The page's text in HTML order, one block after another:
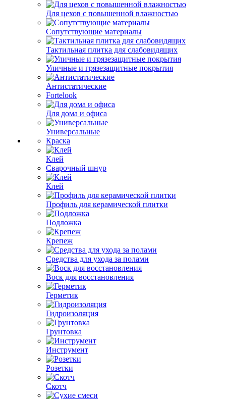
Для цехов с повышенной влажностью
Сопутствующие материалы
Тактильная плитка для слабовидящих
Уличные и грязезащитные покрытия
Антистатические
Fortelook
Для дома и офиса
Универсальные
Краска
Клей
Сварочный шнур
Клей
Профиль для керамической плитки
Подложка
Крепеж
Средства для ухода за полами
Воск для восстановления
Герметик
Гидроизоляция
Грунтовка
Инструмент
Розетки
Скотч